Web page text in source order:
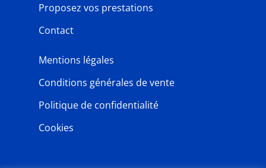
Proposez vos prestations
Contact
Mentions légales
Conditions générales de vente
Politique de confidentialité
Cookies